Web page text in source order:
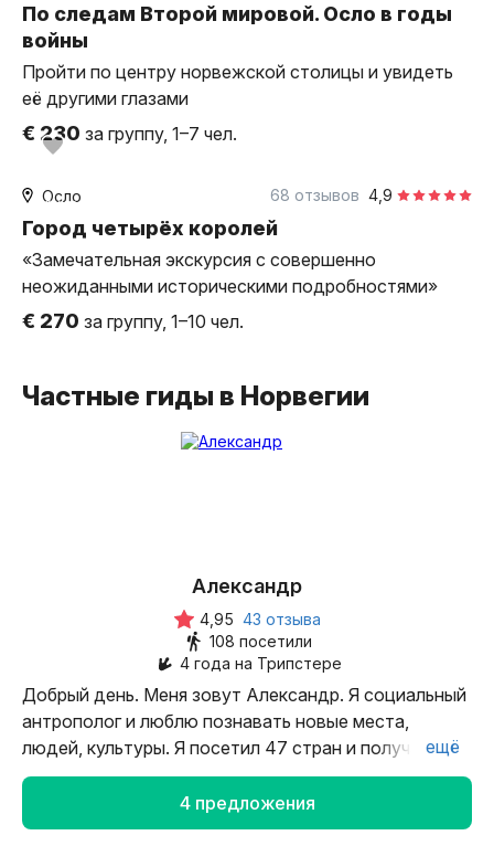
По следам Второй мировой. Осло в годы
войны
Пройти по центру норвежской столицы и увидеть
её другими глазами
€ 230 за группу, 1–7 чел.
индивидуальная
Осло 4,9
68 отзывов
Город четырёх королей
«Замечательная экскурсия с совершенно
неожиданными историческими подробностями»
€ 270 за группу, 1–10 чел.
Частные гиды в Норвегии
Александр
4,95 43 отзыва
108 посетили
4 года на Трипстере
Добрый день. Меня зовут Александр. Я социальный
антрополог и люблю познавать новые места,
людей, культуры. Я посетил 47 стран и получаю
удовольствие от того, когда помогаю людям
открывать для себя страны, города, регионы.
Я считаю, что путешествие — это самая лучшая
ещё
4 предложения